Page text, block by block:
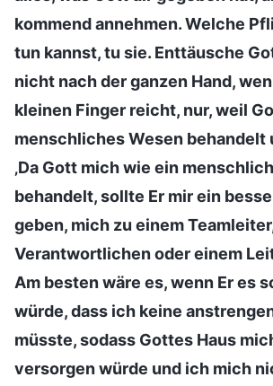
kommend annehmen. Welche
tun kannst, tu sie. Enttäusche
nicht nach der ganzen Hand,
kleinen Finger reicht, nur, weil
menschliches Wesen behandelt
‚Da Gott mich wie ein
behandelt, sollte Er mir ein
geben, mich zu einem
Verantwortlichen oder einem
Am besten wäre es, wenn Er es
würde, dass ich keine
müsste, sodass Gottes Haus
versorgen würde und ich mich